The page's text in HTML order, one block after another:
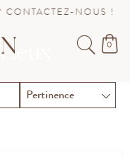
SAV PROLONGÉ
0